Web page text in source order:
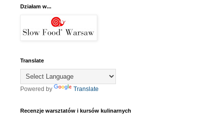
Działam w...
Translate
Powered by Translate
Recenzje warsztatów i kursów kulinarnych